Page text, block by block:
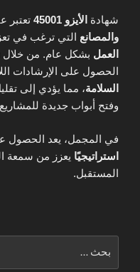
شهادة الأيزو 45001 تعتبر
والمصانع التي ترغب في
العمل بشكل عام. من خلال
الحصول على الإرشادات
السلامة، مما يؤدي إلى
وفتح أبواب جديدة
في المجمل، يعد الحصول
استراتيجيًا يعزز من سمعة
المستقبل.
عن: